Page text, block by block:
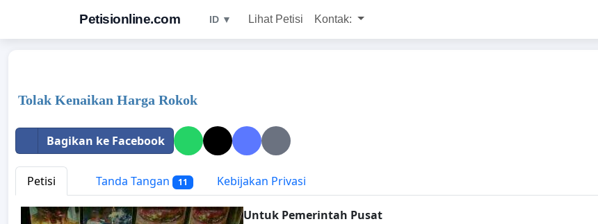
Petisionline.com ID ▼ Lihat Petisi Kontak:
Tolak Kenaikan Harga Rokok
Bagikan ke Facebook
Petisi Tanda Tangan 11 Kebijakan Privasi
Untuk Pemerintah Pusat